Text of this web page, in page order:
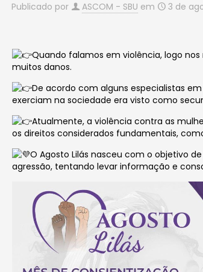
Publicado por ASCOM - SBU em 3 de
Quando falamos em violência, logo
muitos danos.
De acordo com alguns especialistas
exerciam na sociedade era visto como
Atualmente, a violência contra as
os direitos considerados fundamentais,
O Agosto Lilás nasceu com o objetivo de
agressão, tentando levar informação e